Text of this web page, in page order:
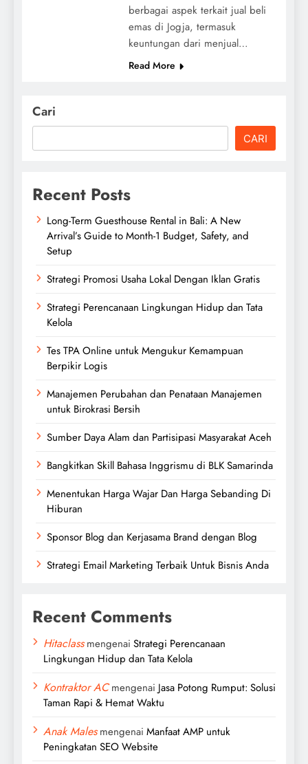
berbagai aspek terkait jual beli
emas di Jogja, termasuk
keuntungan dari menjual…
Read More
Cari
CARI
Recent Posts
Long-Term Guesthouse Rental in Bali: A New
Arrival’s Guide to Month-1 Budget, Safety, and
Setup
Strategi Promosi Usaha Lokal Dengan Iklan Gratis
Strategi Perencanaan Lingkungan Hidup dan Tata
Kelola
Tes TPA Online untuk Mengukur Kemampuan
Berpikir Logis
Manajemen Perubahan dan Penataan Manajemen
untuk Birokrasi Bersih
Sumber Daya Alam dan Partisipasi Masyarakat Aceh
Bangkitkan Skill Bahasa Inggrismu di BLK Samarinda
Menentukan Harga Wajar Dan Harga Sebanding Di
Hiburan
Sponsor Blog dan Kerjasama Brand dengan Blog
Strategi Email Marketing Terbaik Untuk Bisnis Anda
Recent Comments
Hitaclassmengenai Strategi Perencanaan
Lingkungan Hidup dan Tata Kelola
Kontraktor ACmengenai Jasa Potong Rumput: Solusi
Taman Rapi & Hemat Waktu
Anak Malesmengenai Manfaat AMP untuk
Peningkatan SEO Website